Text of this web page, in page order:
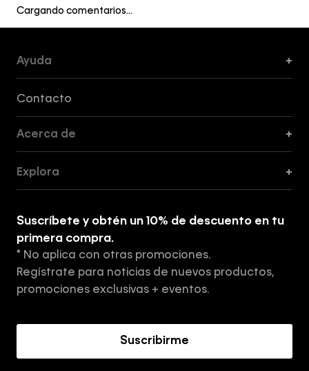
Cargando comentarios…
Ayuda +
Contacto
Acerca de +
Tiendas
Aviso de privacidad
Términos y Condiciones
Explora +
Suscríbete y obtén un 10% de descuento en tu
primera compra.
* No aplica con otras promociones.
Regístrate para noticias de nuevos productos,
promociones exclusivas + eventos.
Suscribirme